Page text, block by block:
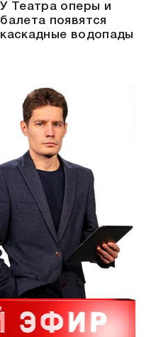
У Театра оперы и
балета появятся
каскадные водопады